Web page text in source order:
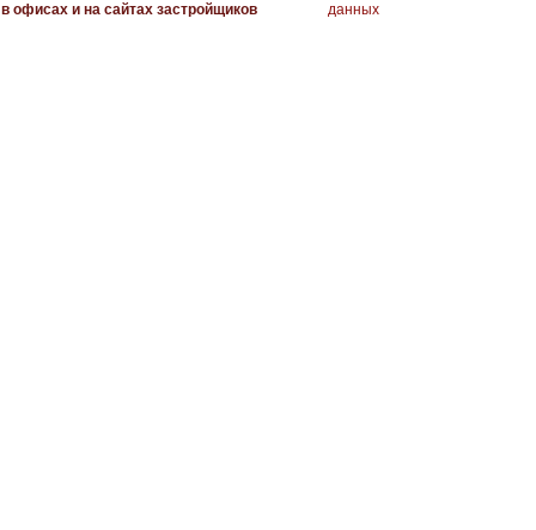
в офисах и на сайтах застройщиков
данных